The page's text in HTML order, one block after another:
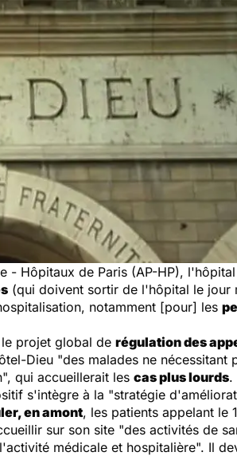
- Hôpitaux de Paris (AP-HP),
(qui doivent sortir de l'hôpital le jour
notamment [pour] les
projet global de régulation des
Dieu "des malades ne
qui accueillerait les cas plus lourds.
s'intègre à la "stratégie
en amont, les patients appelant le
sur son site "des activités de
médicale et hospitalière". Il